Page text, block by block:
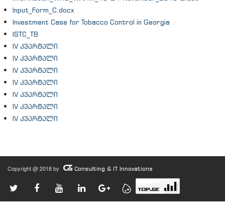
Input_Form_C.docx
Investment Case for Tobacco Control in Georgia
ISTC_TB
IV კვარტალი
IV კვარტალი
IV კვარტალი
IV კვარტალი
IV კვარტალი
IV კვარტალი
IV კვარტალი
Copyright @ 2018 by Consulting & IT Innovations